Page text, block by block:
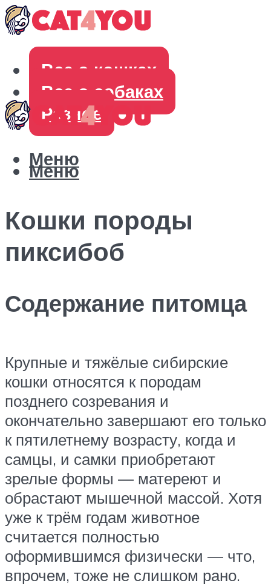
Все о кошках
Все о собаках
Разное
Меню
Меню
Кошки породы
пиксибоб
Содержание питомца
Крупные и тяжёлые сибирские
кошки относятся к породам
позднего созревания и
окончательно завершают его только
к пятилетнему возрасту, когда и
самцы, и самки приобретают
зрелые формы — матереют и
обрастают мышечной массой. Хотя
уже к трём годам животное
считается полностью
оформившимся физически — что,
впрочем, тоже не слишком рано.